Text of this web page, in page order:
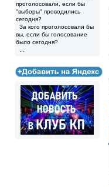
проголосовали, если бы
"выборы" проводились
сегодня?
За кого проголосовали бы
вы, если бы голосование
было сегодня?